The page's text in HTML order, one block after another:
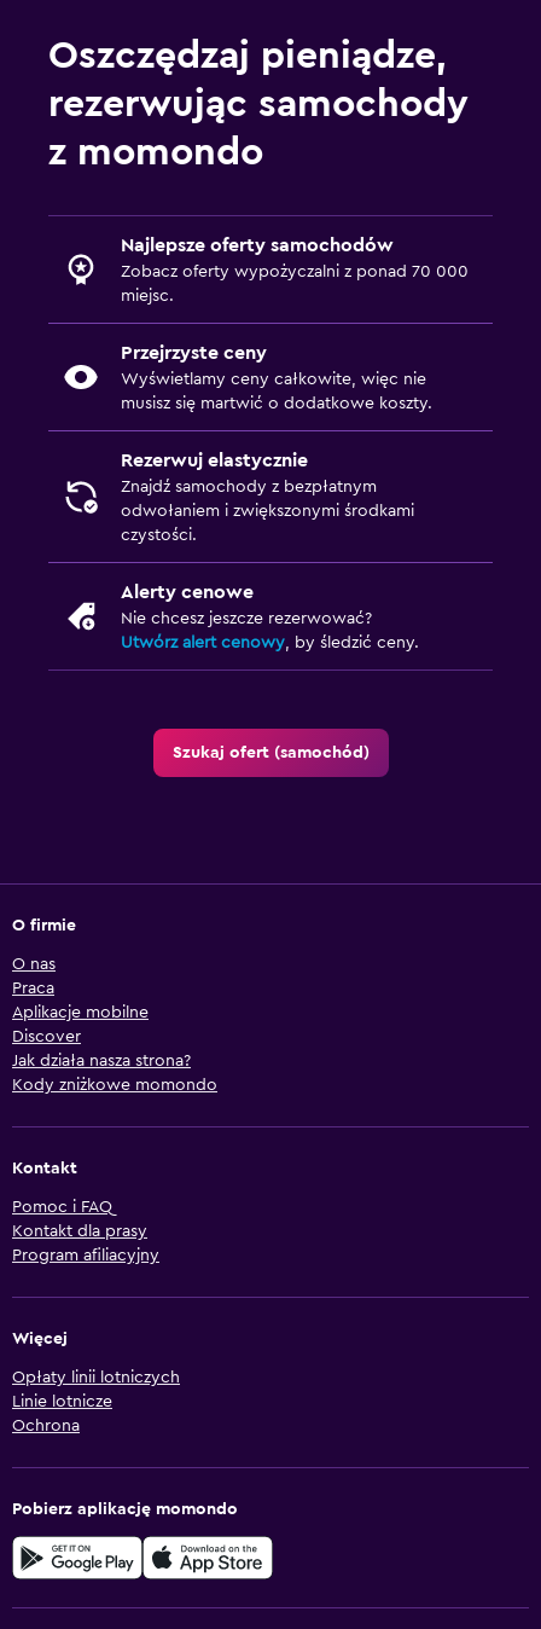
Oszczędzaj pieniądze,
rezerwując samochody
z momondo
Najlepsze oferty samochodów
Zobacz oferty wypożyczalni z ponad 70 000
miejsc.
Przejrzyste ceny
Wyświetlamy ceny całkowite, więc nie
musisz się martwić o dodatkowe koszty.
Rezerwuj elastycznie
Znajdź samochody z bezpłatnym
odwołaniem i zwiększonymi środkami
czystości.
Alerty cenowe
Nie chcesz jeszcze rezerwować?
Utwórz alert cenowy, by śledzić ceny.
Szukaj ofert (samochód)
O firmie
O nas
Praca
Aplikacje mobilne
Discover
Jak działa nasza strona?
Kody zniżkowe momondo
Kontakt
Pomoc i FAQ
Kontakt dla prasy
Program afiliacyjny
Więcej
Opłaty linii lotniczych
Linie lotnicze
Ochrona
Pobierz aplikację momondo